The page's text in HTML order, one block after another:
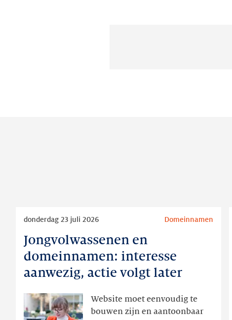
Jongvolwassenen en
domeinnamen: interesse
aanwezig, actie volgt later
donderdag 23 juli 2026 Domeinnamen
Website moet eenvoudig te
bouwen zijn en aantoonbaar
Jongvolwassenen
domeinnamen:
interesse
volgt